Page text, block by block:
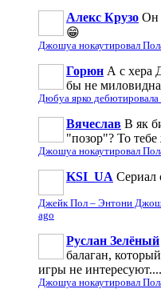
Алекс Крузо Он
😁
Джошуа нокаутировал
Горюн А с хера
бы не
Дюбуа ярко дебютировала
Вячеслав В як
"позор"? То тебе
Джошуа нокаутировал
KSI_UA Сериал
Джейк Пол – Энтони
ago
Руслан Зелёный
балаган,
игры не интересуют....
Джошуа нокаутировал